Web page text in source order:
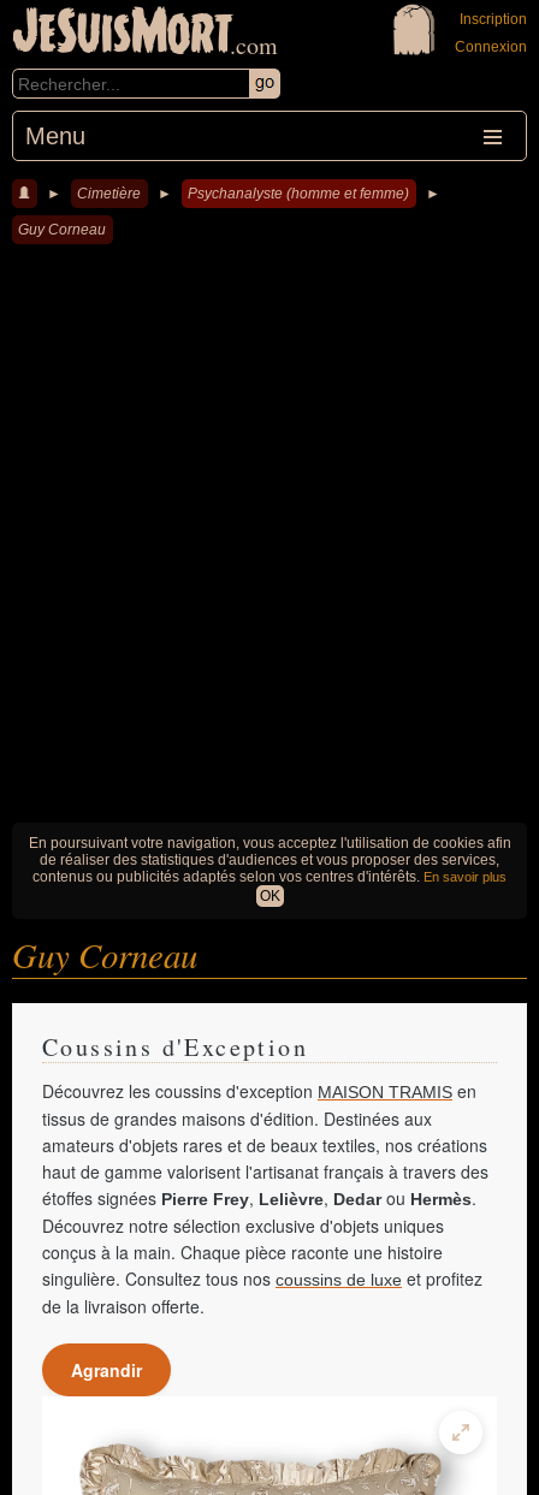
JeSuisMort.com
Menu
Inscription
Connexion
► Cimetière ► Psychanalyste (homme et femme) ►
Guy Corneau
En poursuivant votre navigation, vous acceptez l'utilisation de cookies afin
de réaliser des statistiques d'audiences et vous proposer des services,
contenus ou publicités adaptés selon vos centres d'intérêts. En savoir plus
OK
Guy Corneau
Coussins d'Exception
Découvrez les coussins d'exception MAISON TRAMIS en
tissus de grandes maisons d'édition. Destinées aux
amateurs d'objets rares et de beaux textiles, nos créations
haut de gamme valorisent l'artisanat français à travers des
étoffes signées Pierre Frey, Lelièvre, Dedarou Hermès.
Découvrez notre sélection exclusive d'objets uniques
conçus à la main. Chaque pièce raconte une histoire
singulière. Consultez tous nos coussins de luxe et profitez
de la livraison offerte.
Agrandir